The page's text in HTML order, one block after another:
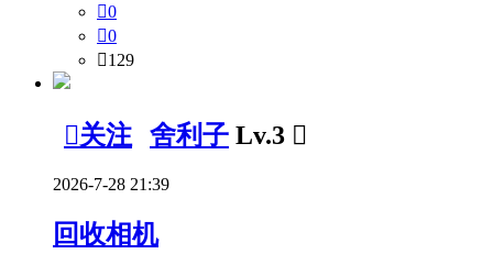
0
0
129
关注 舍利子 Lv.3 
2026-7-28 21:39
回收相机